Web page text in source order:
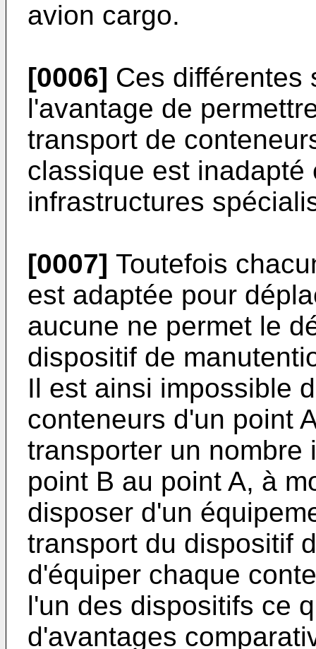
avion cargo.
[0006] Ces différentes
l'avantage de
transport de
classique est
infrastructures
[0007] Toutefois
est adaptée pour
aucune ne permet le
dispositif de
Il est ainsi impossible
conteneurs d'un point
transporter un nombre
point B au point A, à
disposer d'un
transport du dispositif
d'équiper chaque
l'un des dispositifs ce
d'avantages